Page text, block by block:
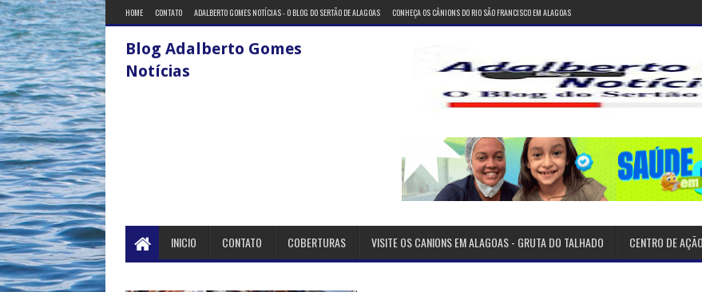
HOME CONTATO ADALBERTO GOMES NOTÍCIAS - O BLOG DO SERTÃO DE ALAGOAS CONHEÇA OS CÂNIONS DO RIO SÃO FRANCISCO EM ALAGOAS
Blog Adalberto Gomes
Notícias
INICIO CONTATO COBERTURAS VISITE OS CANIONS EM ALAGOAS - GRUTA DO TALHADO CENTRO DE